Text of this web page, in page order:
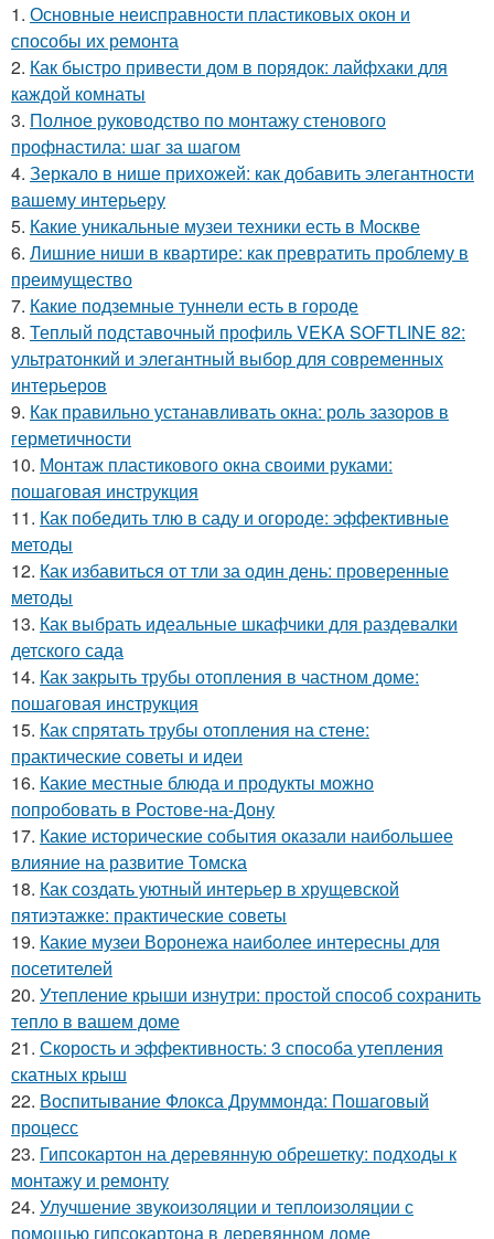
1. Основные неисправности пластиковых окон и
способы их ремонта
2. Как быстро привести дом в порядок: лайфхаки для
каждой комнаты
3. Полное руководство по монтажу стенового
профнастила: шаг за шагом
4. Зеркало в нише прихожей: как добавить элегантности
вашему интерьеру
5. Какие уникальные музеи техники есть в Москве
6. Лишние ниши в квартире: как превратить проблему в
преимущество
7. Какие подземные туннели есть в городе
8. Теплый подставочный профиль VEKA SOFTLINE 82:
ультратонкий и элегантный выбор для современных
интерьеров
9. Как правильно устанавливать окна: роль зазоров в
герметичности
10. Монтаж пластикового окна своими руками:
пошаговая инструкция
11. Как победить тлю в саду и огороде: эффективные
методы
12. Как избавиться от тли за один день: проверенные
методы
13. Как выбрать идеальные шкафчики для раздевалки
детского сада
14. Как закрыть трубы отопления в частном доме:
пошаговая инструкция
15. Как спрятать трубы отопления на стене:
практические советы и идеи
16. Какие местные блюда и продукты можно
попробовать в Ростове-на-Дону
17. Какие исторические события оказали наибольшее
влияние на развитие Томска
18. Как создать уютный интерьер в хрущевской
пятиэтажке: практические советы
19. Какие музеи Воронежа наиболее интересны для
посетителей
20. Утепление крыши изнутри: простой способ сохранить
тепло в вашем доме
21. Скорость и эффективность: 3 способа утепления
скатных крыш
22. Воспитывание Флокса Друммонда: Пошаговый
процесс
23. Гипсокартон на деревянную обрешетку: подходы к
монтажу и ремонту
24. Улучшение звукоизоляции и теплоизоляции с
помощью гипсокартона в деревянном доме